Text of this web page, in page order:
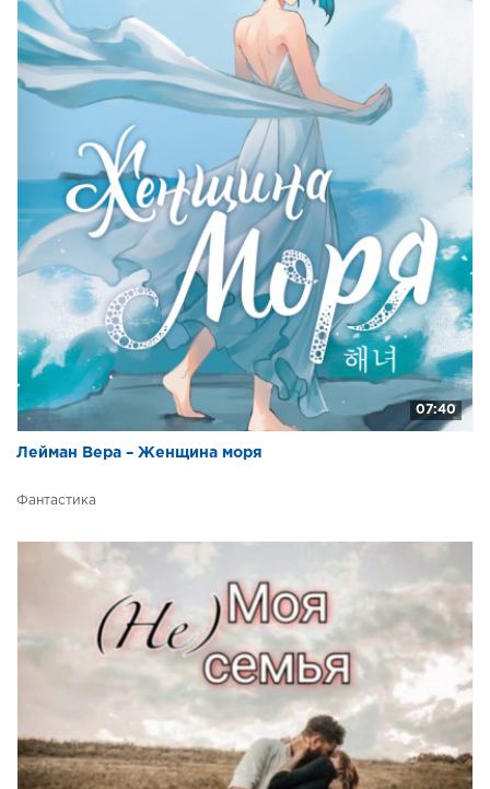
07:40
Лейман Вера – Женщина моря
Фантастика